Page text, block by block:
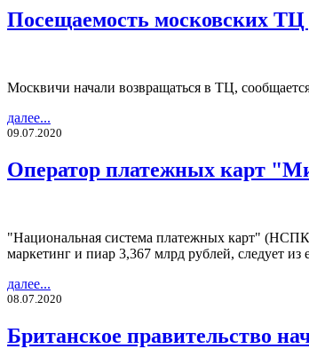
Посещаемость московских ТЦ
Москвичи начали возвращаться в ТЦ,
далее...
09.07.2020
Оператор платежных карт
"Национальная система платежных карт"
маркетинг и пиар 3,367 млрд рублей, следует из
далее...
08.07.2020
Британское правительство